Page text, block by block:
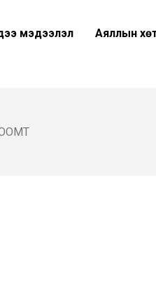
мэдээлэл Аяллын